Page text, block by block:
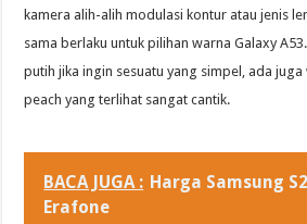
kamera alih-alih modulasi kontur atau jenis
sama berlaku untuk pilihan warna Galaxy
putih jika ingin sesuatu yang simpel, ada
peach yang terlihat sangat cantik.
BACA JUGA : Harga Samsung
Erafone